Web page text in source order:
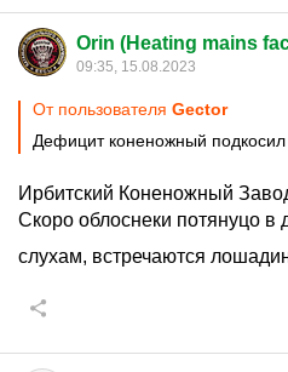
Orin (Heating mains
09:35, 15.08.2023
От пользователя Gector
Дефицит коненожный подкосил
Ирбитский Коненожный
Скоро облоснеки потянуцо в
слухам, встречаются